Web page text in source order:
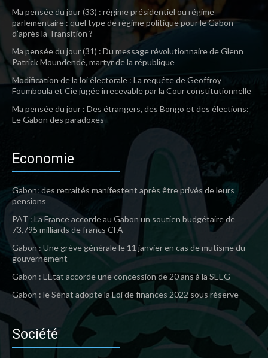
Ma pensée du jour (33) : régime présidentiel ou régime
parlementaire : quel type de régime politique pour le Gabon
d’après la Transition ?
Ma pensée du jour (31) : Du message révolutionnaire de Glenn
Patrick Moundendé, martyr de la république
Modification de la loi électorale : La requête de Geoffroy
Foumboula et Cie jugée irrecevable par la Cour constitutionnelle
Ma pensée du jour : Des étrangers, des Bongo et des élections:
Le Gabon des paradoxes
Economie
Gabon: des retraités manifestent après être privés de leurs
pensions
PAT : La France accorde au Gabon un soutien budgétaire de
73,795 milliards de francs CFA
Gabon : Une grève générale le 11 janvier en cas de mutisme du
gouvernement
Gabon : L’Etat accorde une concession de 20 ans à la SEEG
Gabon : le Sénat adopte la Loi de finances 2022 sous réserve
Société